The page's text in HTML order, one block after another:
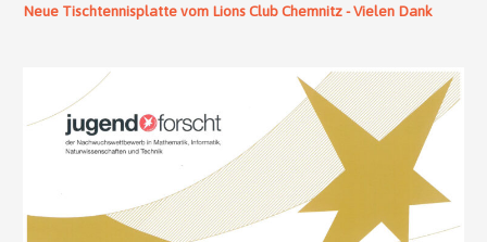
Neue Tischtennisplatte vom Lions Club Chemnitz - Vielen Dank